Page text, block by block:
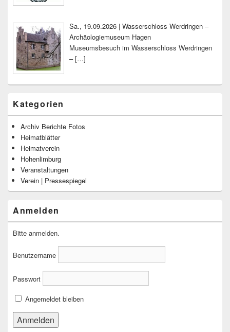
Sa., 19.09.2026 | Wasserschloss Werdringen –
Archäologiemuseum Hagen
Museumsbesuch im Wasserschloss Werdringen
–[…]
Kategorien
Archiv Berichte Fotos
Heimatblätter
Heimatverein
Hohenlimburg
Veranstaltungen
Verein | Pressespiegel
Anmelden
Bitte anmelden.
Benutzername
Passwort
Angemeldet bleiben